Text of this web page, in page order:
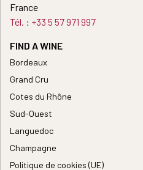
France
Tél. : +33 5 57 971 997
FIND A WINE
Bordeaux
Grand Cru
Cotes du Rhône
Sud-Ouest
Languedoc
Champagne
Politique de cookies (UE)